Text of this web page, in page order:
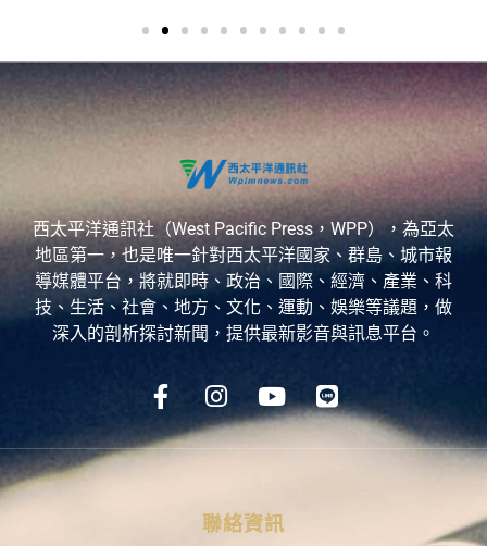
西太平洋通訊社（West Pacific Press，WPP），為亞太
地區第一，也是唯一針對西太平洋國家、群島、城市報
導媒體平台，將就即時、政治、國際、經濟、產業、科
技、生活、社會、地方、文化、運動、娛樂等議題，做
深入的剖析探討新聞，提供最新影音與訊息平台。
聯絡資訊